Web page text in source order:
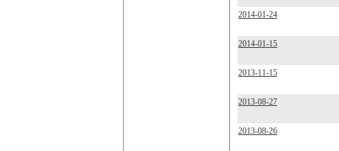
2014-01-24
2014-01-15
2013-11-15
2013-08-27
2013-08-26